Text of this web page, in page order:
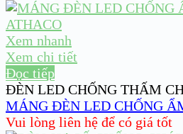
Xem nhanh
Xem chi tiết
Đọc tiếp
ĐÈN LED CHỐNG THẤM
MÁNG ĐÈN LED CHỐNG
Vui lòng liên hệ để có giá tốt